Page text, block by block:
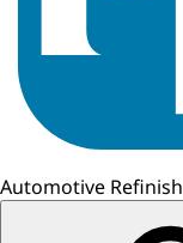
Automotive Refinish